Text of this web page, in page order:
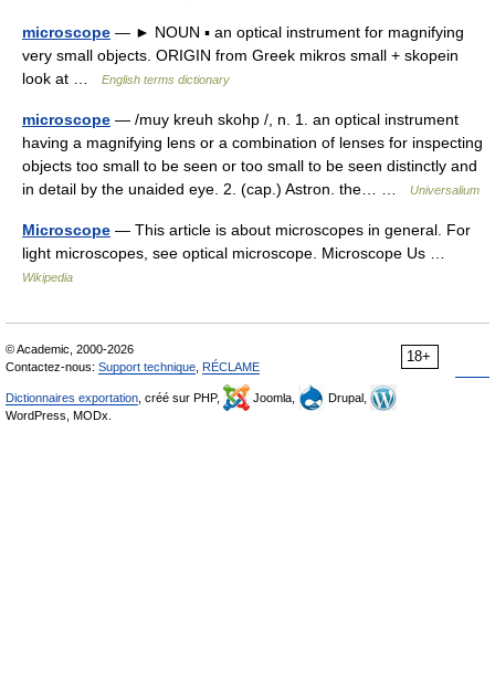
microscope — ► NOUN ▪ an optical instrument for magnifying
very small objects. ORIGIN from Greek mikros small + skopein
look at …
English terms dictionary
microscope — /muy kreuh skohp /, n. 1. an optical instrument
having a magnifying lens or a combination of lenses for inspecting
objects too small to be seen or too small to be seen distinctly and
in detail by the unaided eye. 2. (cap.) Astron. the… …
Universalium
Microscope — This article is about microscopes in general. For
light microscopes, see optical microscope. Microscope Us …
Wikipedia
18+
© Academic, 2000-2026
Contactez-nous: Support technique RÉCLAME
Dictionnaires exportation , créé sur PHP, Joomla,
Drupal,
WordPress, MODx.